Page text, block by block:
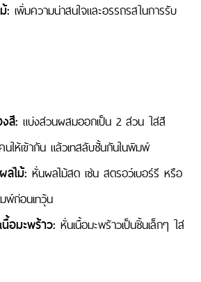
: เพิ่มความน่าสนใจและอรรถรสในการรับ
สี: แบ่งส่วนผสมออกเป็น 2 ส่วน ใส่สี
ให้เข้ากัน แล้วเทสลับชั้นกันในพิมพ์
ลไม้: หั่นผลไม้สด เช่น สตรอว์เบอร์รี หรือ
พ์ก่อนเทวุ้น
อมะพร้าว: หั่นเนื้อมะพร้าวเป็นชิ้นเล็กๆ ใส่